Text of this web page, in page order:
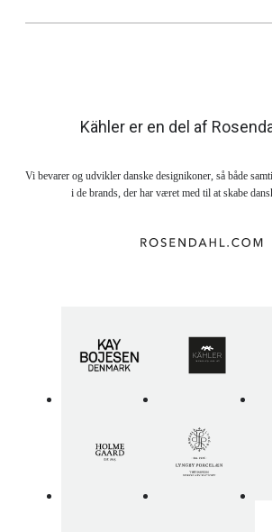
Kähler er en del af
Vi bevarer og udvikler danske designikoner, så både
i de brands, der har været med til at skabe